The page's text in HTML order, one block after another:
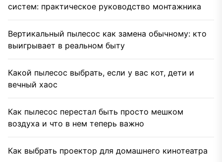
систем: практическое руководство монтажника
Вертикальный пылесос как замена обычному: кто
выигрывает в реальном быту
Какой пылесос выбрать, если у вас кот, дети и
вечный хаос
Как пылесос перестал быть просто мешком
воздуха и что в нем теперь важно
Как выбрать проектор для домашнего кинотеатра